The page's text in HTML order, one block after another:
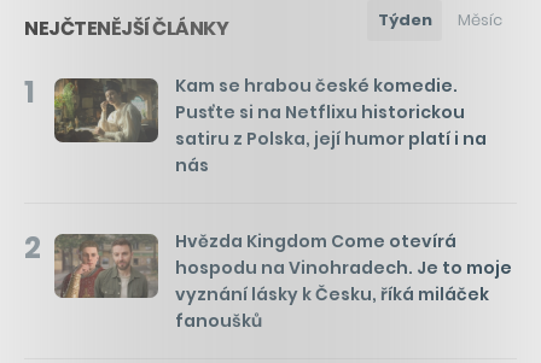
NEJČTENĚJŠÍ ČLÁNKY Týden Měsíc
1
Kam se hrabou české komedie.
Pusťte si na Netflixu historickou
satiru z Polska, její humor platí i na
nás
2
Hvězda Kingdom Come otevírá
hospodu na Vinohradech. Je to moje
vyznání lásky k Česku, říká miláček
fanoušků